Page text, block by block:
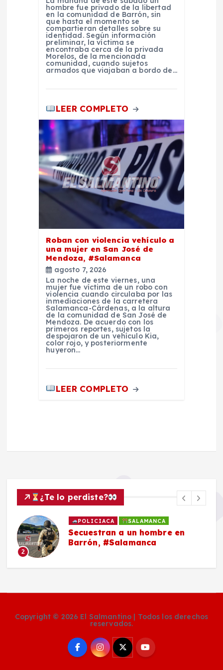
hombre fue privado de la libertad
en la comunidad de Barrón, sin
que hasta el momento se
compartieran detalles sobre su
identidad. Según información
preliminar, la víctima se
encontraba cerca de la privada
Morelos, de la mencionada
comunidad, cuando sujetos
armados que viajaban a bordo de…
LEER COMPLETO
Roban con violencia vehículo a
una mujer en San José de
Mendoza, #Salamanca
agosto 7, 2026
La noche de este viernes, una
mujer fue víctima de un robo con
violencia cuando circulaba por las
inmediaciones de la carretera
Salamanca-Cárdenas, a la altura
de la comunidad de San José de
Mendoza. De acuerdo con los
primeros reportes, sujetos la
despojaron de un vehículo Kia,
color rojo, y posteriormente
huyeron…
LEER COMPLETO
¿Te lo perdiste?
2
POLICIACA SALAMANCA
Secuestran a un hombre en
Barrón, #Salamanca
Copyright © 2026 El Salmantino | Todos los derechos
reservados.